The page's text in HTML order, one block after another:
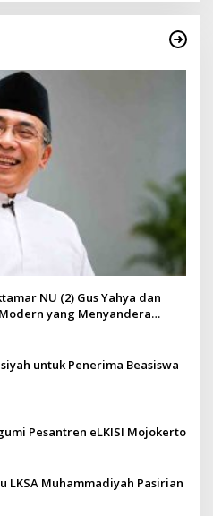
NU (2) Gus Yahya dan
yang Menyandera
untuk Penerima Beasiswa
Pesantren eLKISI Mojokerto
LKSA Muhammadiyah Pasirian